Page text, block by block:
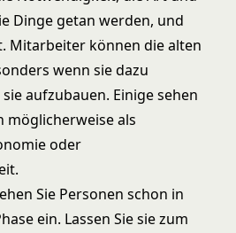
Dinge getan werden, und
Mitarbeiter können die alten
wenn sie dazu
aufzubauen. Einige sehen
möglicherweise als
oder
Sie Personen schon in
ein. Lassen Sie sie zum